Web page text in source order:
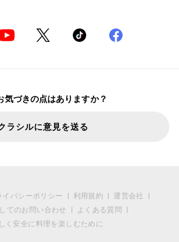
気づきの点はありますか？
ラシルに意見を送る
イバシーポリシー 利用規約
運営会社
てのお問い合わせ
よくある質問
く安全に料理を楽しむために